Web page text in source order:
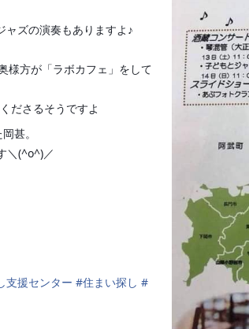
ャズの演奏もありますよ♪
様方が「ラボカフェ」をして
ださるそうですよ
甚。
＼(^o^)／
支援センター #住まい探し #